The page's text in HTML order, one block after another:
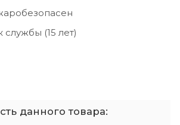
(15 лет)
данного товара: